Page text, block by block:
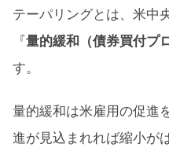
テーパリングとは、米中
『量的緩和（債券買付プ
す。
量的緩和は米雇用の促進
進が見込まれれば縮小が